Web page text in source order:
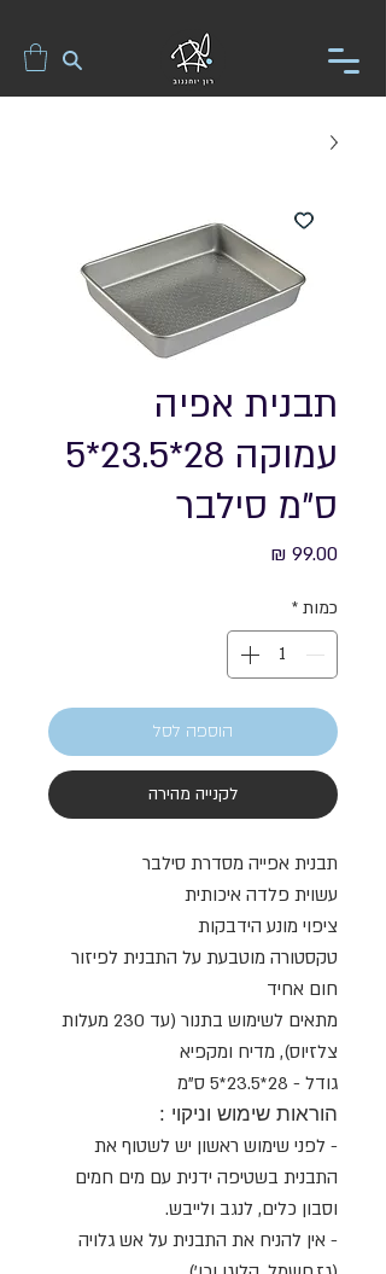
תבנית אפיה
עמוקה 28*23.5*5
ס"מ סילבר
כמות *
הוספה לסל
לקנייה מהירה
תבנית אפייה מסדרת סילבר
עשוית פלדה איכותית
ציפוי מונע הידבקות
טקסטורה מוטבעת על התבנית לפיזור
חום אחיד
מתאים לשימוש בתנור (עד 230 מעלות
צלזיוס), מדיח ומקפיא
גודל - 28*23.5*5 ס"מ
הוראות שימוש וניקוי :
- לפני שימוש ראשון יש לשטוף את
התבנית בשטיפה ידנית עם מים חמים
וסבון כלים, לנגב ולייבש.
- אין להניח את התבנית על אש גלויה